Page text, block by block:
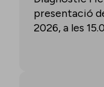
presentació
2026, a les